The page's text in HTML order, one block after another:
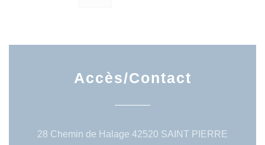
Accès/Contact
28 Chemin de Halage 42520 SAINT PIERRE